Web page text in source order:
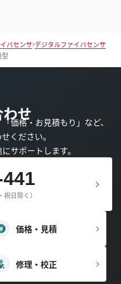
バセンサ デジタルファイバセンサ
せ
価格・お見積もり」など、
ください。
サポートします。
日除く）
価格・見積
修理・校正